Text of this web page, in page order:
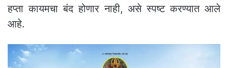
हप्ता कायमचा बंद होणार नाही, असे स्पष्ट करण्यात आले
आहे.